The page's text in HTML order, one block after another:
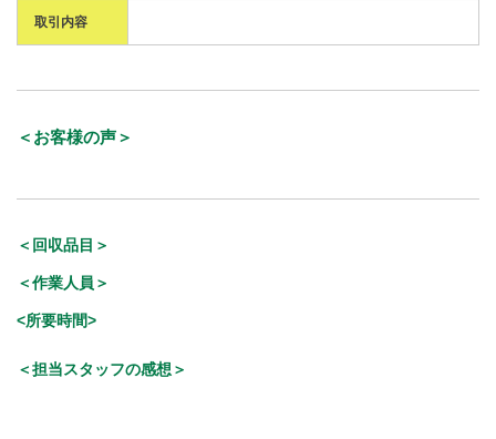
取引内容
＜お客様の声＞
＜回収品目＞
＜作業人員＞
<所要時間>
＜担当スタッフの感想＞